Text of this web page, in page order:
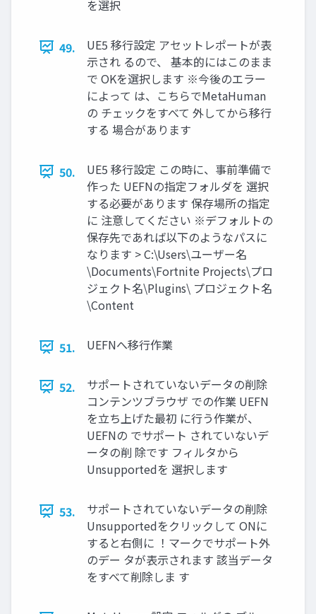
を選択
49.
UE5 移行設定 アセットレポートが表
示され るので、 基本的にはこのまま
で OKを選択します ※今後のエラー
によって は、こちらでMetaHuman
の チェックをすべて 外してから移行
する 場合があります
50.
UE5 移行設定 この時に、事前準備で
作った UEFNの指定フォルダを 選択
する必要があります 保存場所の指定
に 注意してください ※デフォルトの
保存先であれば以下のようなパスに
なります > C:\Users\ユーザー名
\Documents\Fortnite Projects\プロ
ジェクト名\Plugins\ プロジェクト名
\Content
51. UEFNへ移行作業
52.
サポートされていないデータの削除
コンテンツブラウザ での作業 UEFN
を立ち上げた最初 に行う作業が、
UEFNの でサポート されていないデ
ータの削 除です フィルタから
Unsupportedを 選択します
53.
サポートされていないデータの削除
Unsupportedをクリックして ONに
すると右側に ！マークでサポート外
のデー タが表示されます 該当データ
をすべて削除しま す